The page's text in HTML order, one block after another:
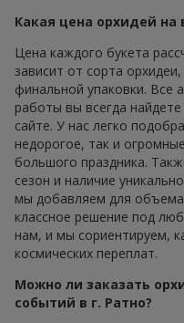
Какая цена орхидей на
Цена каждого букета
зависит от сорта
финальной упаковки. Все
работы вы всегда
сайте. У нас легко
недорогое, так и
большого праздника.
сезон и наличие
мы добавляем для
классное решение под
нам, и мы сориентируем,
космических переплат.
Можно ли заказать
событий в г. Ратно?